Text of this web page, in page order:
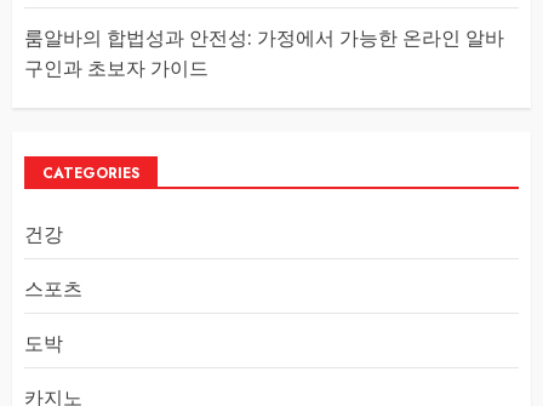
룸알바의 합법성과 안전성: 가정에서 가능한 온라인 알바
구인과 초보자 가이드
CATEGORIES
건강
스포츠
도박
카지노